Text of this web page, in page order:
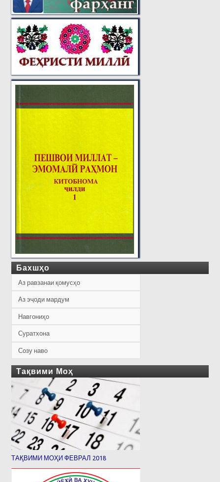
Бахшҳо
Аз равзанаи қомусҳо
Аз эҷоди мардум
Навгониҳо
Суратхона
Созу наво
Тақвими Моҳ
ТАҚВИМИ МОҲИ ФЕВРАЛ 2018